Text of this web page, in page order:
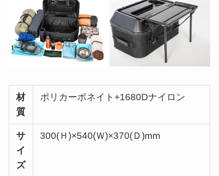
材
質
ポリカーボネイト+1680Dナイロン
サ
イ
ズ
300(Ｈ)×540(Ｗ)×370(Ｄ)mm